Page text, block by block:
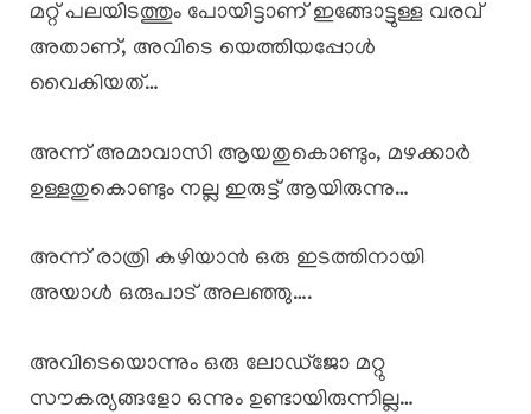
മറ്റ് പലയിടത്തും പോയിട്ടാണ് ഇങ്ങോട്ടുള്ള വരവ്
അതാണ്, അവിടെ യെത്തിയപ്പോൾ
വൈകിയത്…
അന്ന് അമാവാസി ആയതുകൊണ്ടും, മഴക്കാർ
ഉള്ളതുകൊണ്ടും നല്ല ഇരുട്ട് ആയിരുന്നു…
അന്ന് രാത്രി കഴിയാൻ ഒരു ഇടത്തിനായി
അയാൾ ഒരുപാട് അലഞ്ഞു….
അവിടെയൊന്നും ഒരു ലോഡ്ജോ മറ്റു
സൗകര്യങ്ങളോ ഒന്നും ഉണ്ടായിരുന്നില്ല…